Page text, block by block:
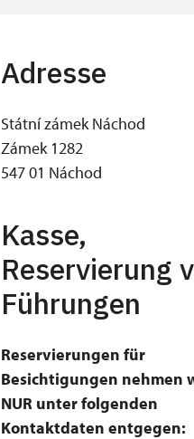
Adresse
Státní zámek Náchod
Zámek 1282
547 01 Náchod
Kasse,
Reservierung
Führungen
Reservierungen für
Besichtigungen nehmen
NUR unter folgenden
Kontaktdaten entgegen: